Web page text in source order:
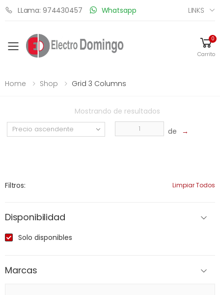
LLama: 974430457 Whatsapp LINKS
Toggle mobile menu
0
Carrito
Home Shop Grid 3 Columns
Mostrando de resultados
de →
Filtros: Limpiar Todos
Disponibilidad
Solo disponibles
Marcas